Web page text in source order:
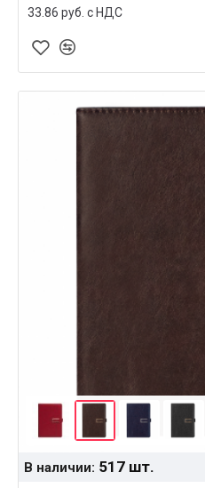
33.86 руб. c НДС
В наличии: 517 шт.